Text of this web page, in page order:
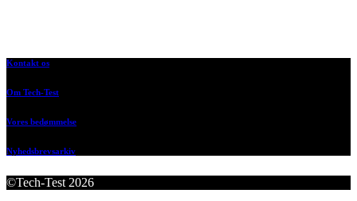
Kontakt os
Om Tech-Test
Vores bedømmelse
Nyhedsbrevsarkiv
©Tech-Test 2026